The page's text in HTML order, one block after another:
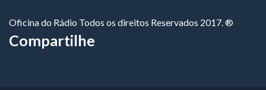
Oficina do Rádio Todos os direitos Reservados 2017. ®
Compartilhe